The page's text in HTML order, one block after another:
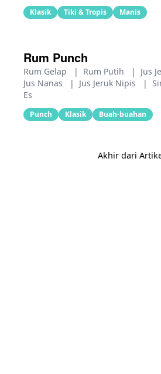
Klasik Tiki & Tropis Manis
Rum Punch
Rum Gelap | Rum Putih | Jus
Jus Nanas
| Jus Jeruk Nipis |
Es
Punch Klasik Buah-buahan
Akhir dari